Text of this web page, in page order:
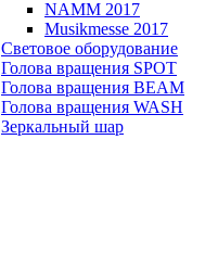
NAMM 2017
Musikmesse 2017
Световое оборудование
Голова вращения SPOT
Голова вращения BEAM
Голова вращения WASH
Зеркальный шар